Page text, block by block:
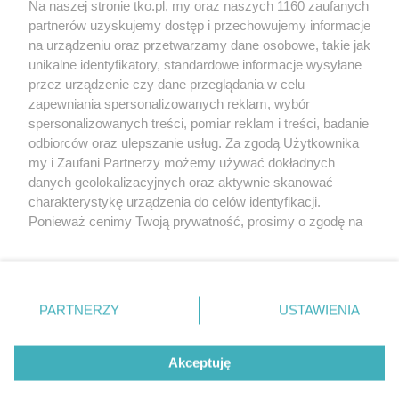
Pokaż więcej
Reklama Tematy Archiwum artykułów
Strona korzysta z plików cookies w celu realizacji usług. Pozostając na niej,
wyrażasz zgodę na ich wykorzystanie. Więcej informacji w polityce
prywatności.
Na naszej stronie tko.pl, my oraz naszych 1160 zaufanych
partnerów uzyskujemy dostęp i przechowujemy informacje
na urządzeniu oraz przetwarzamy dane osobowe, takie jak
unikalne identyfikatory, standardowe informacje wysyłane
przez urządzenie czy dane przeglądania w celu
zapewniania spersonalizowanych reklam, wybór
spersonalizowanych treści, pomiar reklam i treści, badanie
odbiorców oraz ulepszanie usług. Za zgodą Użytkownika
my i Zaufani Partnerzy możemy używać dokładnych
danych geolokalizacyjnych oraz aktywnie skanować
charakterystykę urządzenia do celów identyfikacji.
Ponieważ cenimy Twoją prywatność, prosimy o zgodę na
znajdujący się w lewym dolnym rogu strony
. Niektóre
rodzaje przetwarzania danych nie wymagają zgody
użytkownika, ale masz prawo sprzeciwić się takiemu
przetwarzaniu. Preferencje będą miały zastosowania tylko
na tej witrynie.
PARTNERZY USTAWIENIA
Akceptuję